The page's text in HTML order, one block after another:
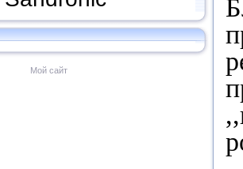
Мой сайт